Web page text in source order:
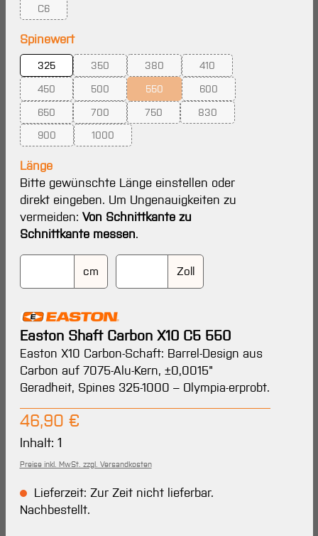
C6
(Diese Option ist zurzeit nicht verfügbar.)
Spinewertauswählen
325 350
(Diese Option ist zurzeit nicht verfügbar.)
380
(Diese Option ist zurzeit nicht
410
(Diese Option ist zurzeit
450
(Diese Option ist zurzeit nicht verfügbar.)
500
(Diese Option ist zurzeit nicht verfügbar.)
550
(Diese Option ist zurzeit nicht
600
(Diese Option ist zurzeit
650
(Diese Option ist zurzeit nicht verfügbar.)
700
(Diese Option ist zurzeit nicht verfügbar.)
750
(Diese Option ist zurzeit nicht
830
(Diese Option ist zurzeit
900
(Diese Option ist zurzeit nicht verfügbar.)
1000
(Diese Option ist zurzeit nicht verfügbar.)
Länge
Bitte gewünschte Länge einstellen oder
direkt eingeben. Um Ungenauigkeiten zu
vermeiden: Von Schnittkante zu
Schnittkante messen.
cm Zoll
Easton Shaft Carbon X10 C5 550
Easton X10 Carbon-Schaft: Barrel-Design aus
Carbon auf 7075-Alu-Kern, ±0,0015"
Geradheit, Spines 325-1000 – Olympia-erprobt.
Regulärer Preis:
46,90 €
Inhalt: 1
Preise inkl. MwSt. zzgl. Versandkosten
Lieferzeit: Zur Zeit nicht lieferbar.
Nachbestellt.